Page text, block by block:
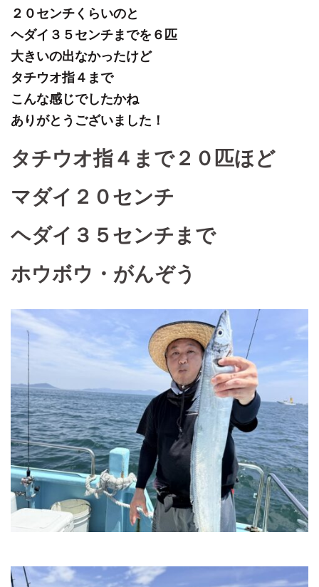
２０センチくらいのと
ヘダイ３５センチまでを６匹
大きいの出なかったけど
タチウオ指４まで
こんな感じでしたかね
ありがとうございました！
タチウオ指４まで２０匹ほど
マダイ２０センチ
ヘダイ３５センチまで
ホウボウ・がんぞう